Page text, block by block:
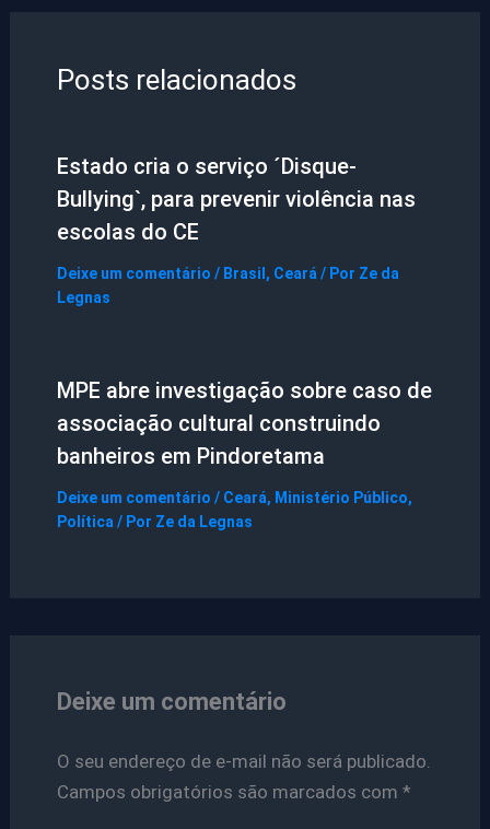
Posts relacionados
Estado cria o serviço ´Disque-
Bullying`, para prevenir violência nas
escolas do CE
Deixe um comentário / Brasil , Ceará / Por Ze da
Legnas
MPE abre investigação sobre caso de
associação cultural construindo
banheiros em Pindoretama
Deixe um comentário / Ceará, Ministério Público,
Política / Por Ze da Legnas
Deixe um comentário
O seu endereço de e-mail não será publicado.
Campos obrigatórios são marcados com *